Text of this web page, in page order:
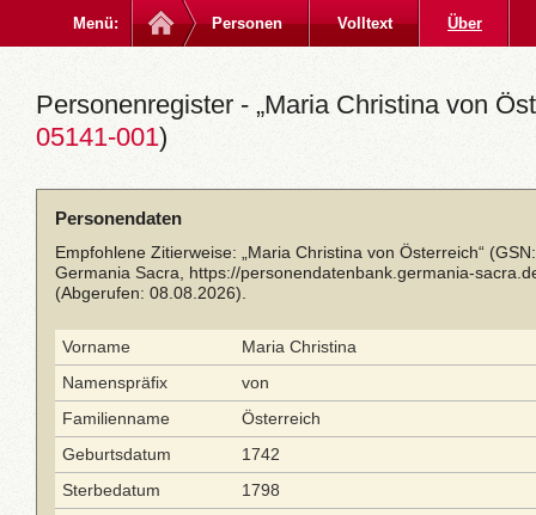
Menü: Personen Volltext Über
Personenregister - „Maria Christina von
05141-001)
Personendaten
Empfohlene Zitierweise: „Maria Christina von Österreich“
Germania Sacra, https://personendatenbank.germania-
(Abgerufen: 08.08.2026).
Vorname
Maria Christina
Namenspräfix
von
Familienname
Österreich
Geburtsdatum
1742
Sterbedatum
1798